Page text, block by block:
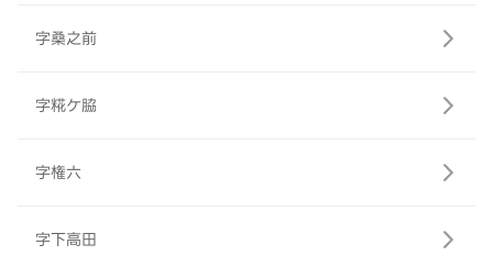
字桑之前
字糀ケ脇
字権六
字下高田